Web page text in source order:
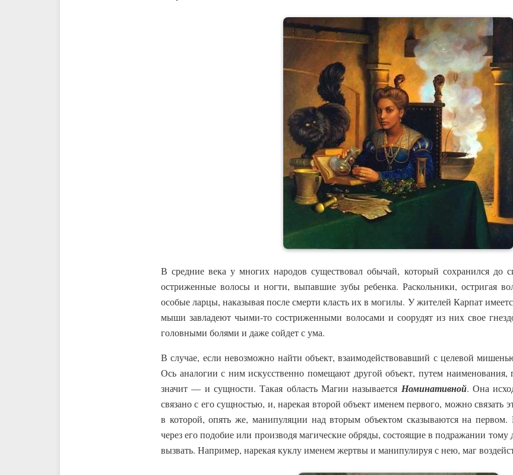
В средние века у многих народов существовал обычай, который сохранился до
остриженные волосы и ногти, выпавшие зубы ребенка. Раскольники, остригая
особые ларцы, наказывая после смерти класть их в могилы. У жителей Карпат
мыши завладеют чьими-то состриженными волосами и соорудят из них свое
головными болями и даже сойдет с ума.
В случае, если невозможно найти объект, взаимодействовавший с целевой
Ось аналогии с ним искусственно помещают другой объект, путем
значит — и сущности. Такая область Магии называется Номинативной. Она
связано с его сущностью, и, нарекая второй объект именем первого, можно связать
в которой, опять же, манипуляции над вторым объектом сказываются на первом.
через его подобие или производя магические обряды, состоящие в подражании тому
вызвать. Например, нарекая куклу именем жертвы и манипулируя с нею, маг